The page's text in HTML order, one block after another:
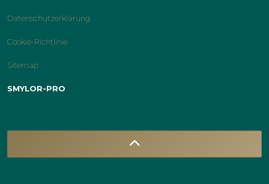
Datenschutzerklärung
Cookie-Richtlinie
Sitemap
SMYLOR-PRO